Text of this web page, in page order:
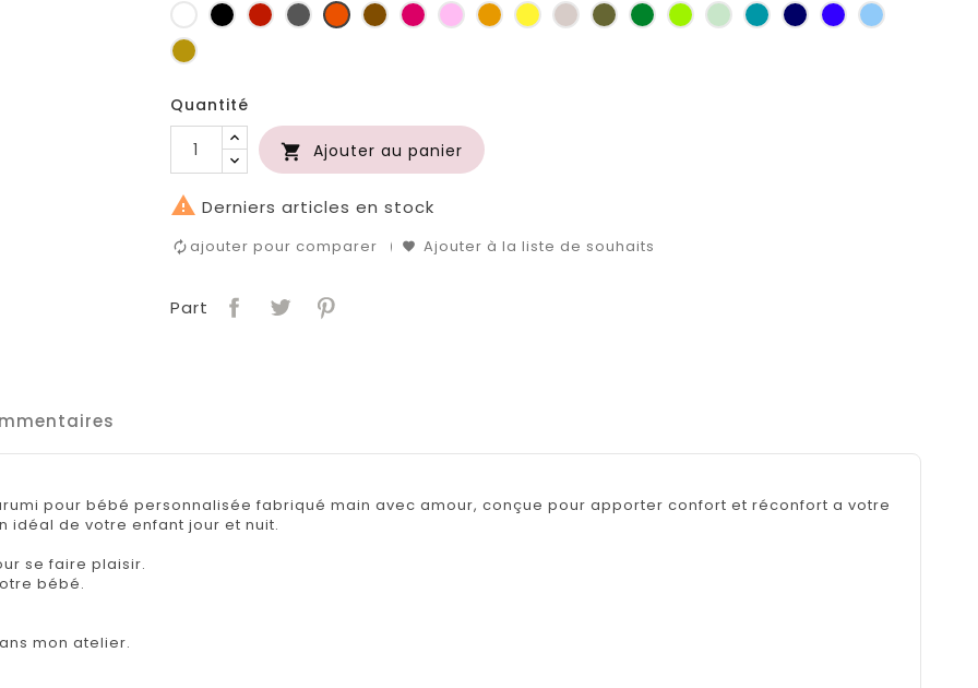
BlancNoir RougeGris
foncé
OrangeMarronFuchsia
RoseJaune
d'or
jauneFicelleKaki Vert
bouteille
Anis Vert
d'eau
Turquoise
MarineBleu
roi
Bleu
Or
Quantité
 Ajouter au panier
 Derniers articles en stock
ajouter pour comparer Ajouter à la liste de souhaits
Part
pour bébé personnalisée fabriqué main avec amour, conçue pour apporter confort et réconfort a votre
idéal de votre enfant jour et nuit.
se faire plaisir.
bébé.
mon atelier.